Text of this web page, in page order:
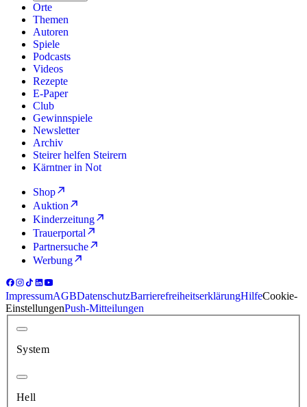
Orte
Themen
Autoren
Spiele
Podcasts
Videos
Rezepte
E-Paper
Club
Gewinnspiele
Newsletter
Archiv
Steirer helfen Steirern
Kärntner in Not
Shop
Auktion
Kinderzeitung
Trauerportal
Partnersuche
Werbung
ImpressumAGBDatenschutzBarrierefreiheitserklärungHilfeCookie-
EinstellungenPush-Mitteilungen
System
Hell